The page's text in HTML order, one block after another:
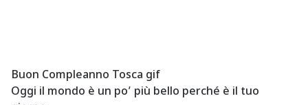
Buon Compleanno Tosca gif
Oggi il mondo è un po’ più bello perché è il tuo